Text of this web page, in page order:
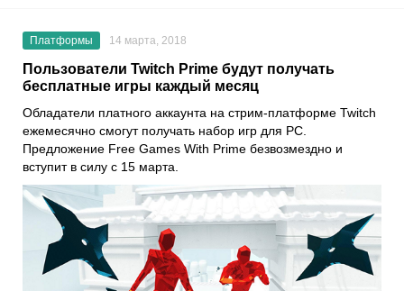
Платформы 14 марта, 2018
Пользователи Twitch Prime будут получать
бесплатные игры каждый месяц
Обладатели платного аккаунта на стрим-платформе Twitch
ежемесячно смогут получать набор игр для PC.
Предложение Free Games With Prime безвозмездно и
вступит в силу с 15 марта.